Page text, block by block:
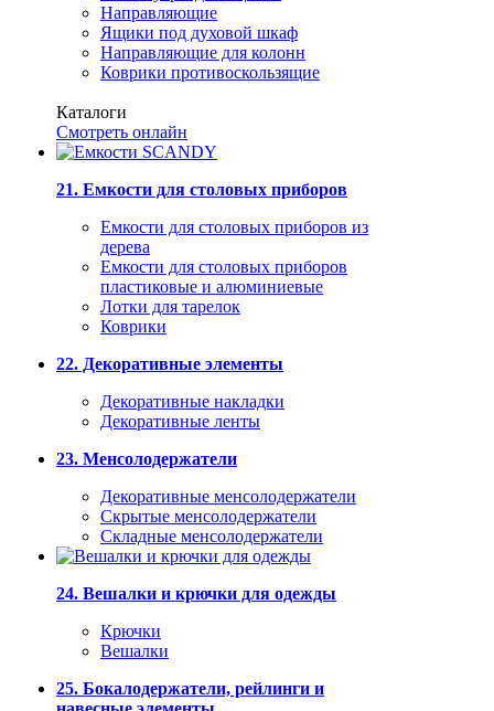
Направляющие
Ящики под духовой шкаф
Направляющие для колонн
Коврики противоскользящие
Каталоги
Смотреть онлайн
21. Емкости для столовых приборов
Емкости для столовых приборов из
дерева
Емкости для столовых приборов
пластиковые и алюминиевые
Лотки для тарелок
Коврики
22. Декоративные элементы
Декоративные накладки
Декоративные ленты
23. Менсолодержатели
Декоративные менсолодержатели
Скрытые менсолодержатели
Складные менсолодержатели
24. Вешалки и крючки для одежды
Крючки
Вешалки
25. Бокалодержатели, рейлинги и